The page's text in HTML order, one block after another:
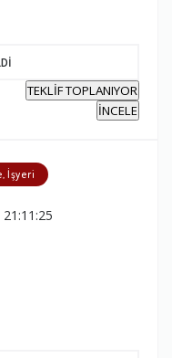
TEKLİF TOPLANIYOR
İNCELE
İşyeri